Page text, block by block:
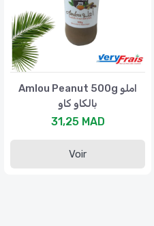
Amlou Peanut 500g املو
بالكاو كاو
31,25 MAD
Voir